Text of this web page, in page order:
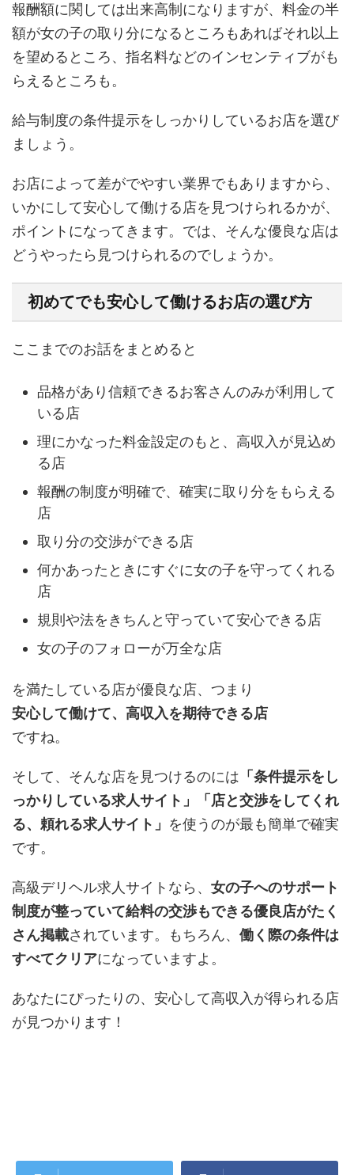
報酬額に関しては出来高制になりますが、料金の半
額が女の子の取り分になるところもあればそれ以上
を望めるところ、指名料などのインセンティブがも
らえるところも。
給与制度の条件提示をしっかりしているお店を選び
ましょう。
お店によって差がでやすい業界でもありますから、
いかにして安心して働ける店を見つけられるかが、
ポイントになってきます。では、そんな優良な店は
どうやったら見つけられるのでしょうか。
初めてでも安心して働けるお店の選び方
ここまでのお話をまとめると
品格があり信頼できるお客さんのみが利用して
いる店
理にかなった料金設定のもと、高収入が見込め
る店
報酬の制度が明確で、確実に取り分をもらえる
店
取り分の交渉ができる店
何かあったときにすぐに女の子を守ってくれる
店
規則や法をきちんと守っていて安心できる店
女の子のフォローが万全な店
を満たしている店が優良な店、つまり
安心して働けて、高収入を期待できる店
ですね。
そして、そんな店を見つけるのには 「条件提示をし
っかりしている求人サイト」「店と交渉をしてくれ
る、頼れる求人サイト」 を使うのが最も簡単で確実
です。
高級デリヘル求人サイトなら、 女の子へのサポート
制度が整っていて給料の交渉もできる優良店がたく
さん掲載されています。もちろん、 働く際の条件は
すべてクリアになっていますよ。
あなたにぴったりの、安心して高収入が得られる店
が見つかります！